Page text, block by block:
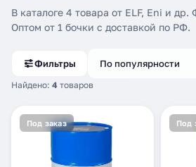
В каталоге 4 товара от ELF, Eni и
Оптом от 1 бочки с доставкой по РФ.
Фильтры
Найдено: 4 товаров
По популярности
Под заказ Под